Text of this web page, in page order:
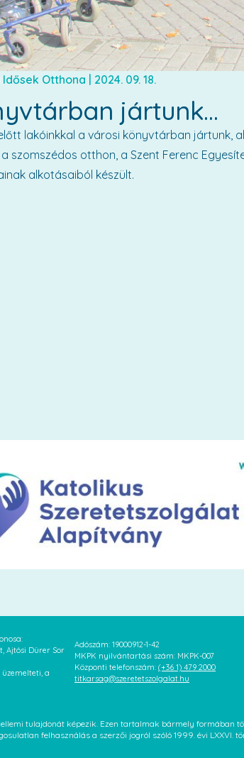
Otthona 2024. 09. 18.
jártunk…
lakóinkkal a városi könyvtárban jártunk,
szomszédos otthon, a Szent Ferenc
alkotásaiból készült.
Ajtósi Dürer Sor
a
Adószám: 19000912-1-42
MKPK nyilvántartási szám: MKPK-007
Központi telefonszám: (+36 1) 479 2000
titkarsag@szeretetszolgalat.hu
tulajdonát képezik. Ezen tartalmak bármely formában
felhasználás a szerzői jogról szóló 1999. évi